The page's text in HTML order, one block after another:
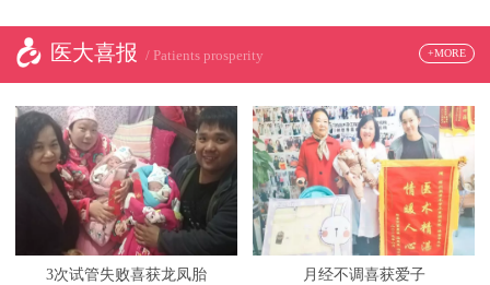
医大喜报 / Patients prosperity +MORE
3次试管失败喜获龙凤胎 月经不调喜获爱子